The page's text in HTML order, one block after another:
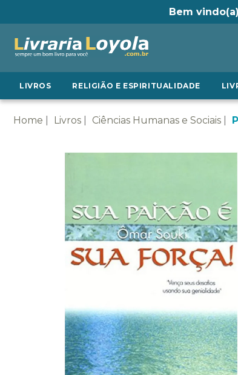
Bem
LIVROS RELIGIÃO E ESPIRITUALIDADE
Home Livros Ciências Humanas e Sociais